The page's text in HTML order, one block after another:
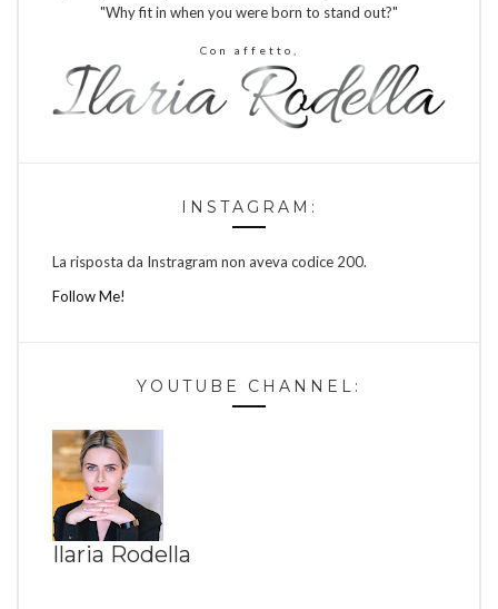
"Why fit in when you were born to stand out?"
Con affetto,
INSTAGRAM:
La risposta da Instragram non aveva codice 200.
Follow Me!
YOUTUBE CHANNEL:
Ilaria Rodella